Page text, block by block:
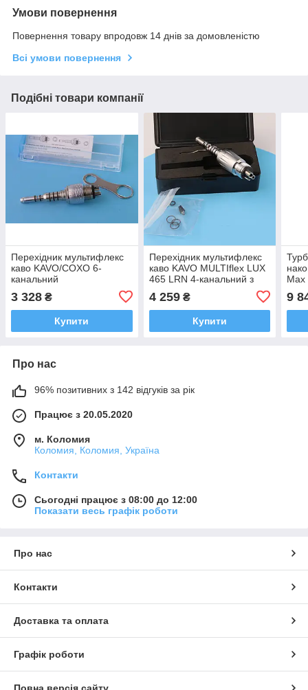
Умови повернення
Повернення товару впродовж 14 днів за домовленістю
Всі умови повернення
Подібні товари компанії
Перехідник мультифлекс
каво KAVO/COXO 6-
канальний
3 328 ₴
Купити
Перехідник мультифлекс
каво KAVO MULTIflex LUX
465 LRN 4-канальний з
4 259₴
Купити
Max
9
Про нас
96% позитивних з 142 відгуків за рік
Працює з 20.05.2020
м. Коломия
Коломия, Коломия, Україна
Контакти
Сьогодні працює з 08:00 до 12:00
Показати весь графік роботи
Про нас
Контакти
Доставка та оплата
Графік роботи